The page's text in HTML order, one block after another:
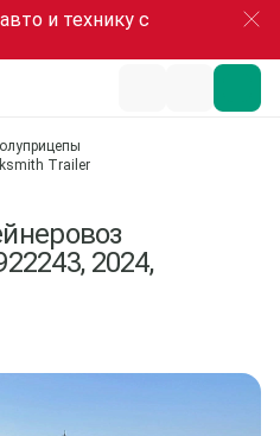
и технику с
Trailer
2024,